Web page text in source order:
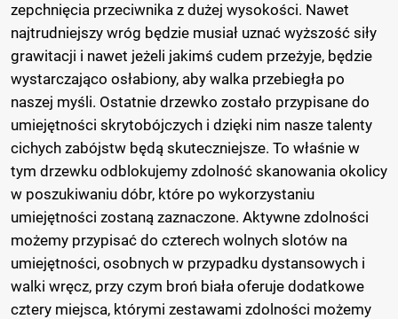
zepchnięcia przeciwnika z dużej wysokości. Nawet
najtrudniejszy wróg będzie musiał uznać wyższość siły
grawitacji i nawet jeżeli jakimś cudem przeżyje, będzie
wystarczająco osłabiony, aby walka przebiegła po
naszej myśli. Ostatnie drzewko zostało przypisane do
umiejętności skrytobójczych i dzięki nim nasze talenty
cichych zabójstw będą skuteczniejsze. To właśnie w
tym drzewku odblokujemy zdolność skanowania okolicy
w poszukiwaniu dóbr, które po wykorzystaniu
umiejętności zostaną zaznaczone. Aktywne zdolności
możemy przypisać do czterech wolnych slotów na
umiejętności, osobnych w przypadku dystansowych i
walki wręcz, przy czym broń biała oferuje dodatkowe
cztery miejsca, którymi zestawami zdolności możemy